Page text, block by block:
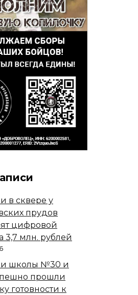
в сквере у
прудов
цифровой
3,7 млн. рублей
школы №30 и
прошли
готовности к